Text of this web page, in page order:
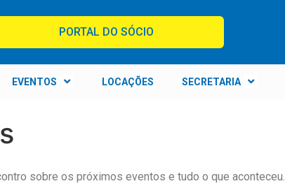
PORTAL DO SÓCIO
EVENTOS LOCAÇÕES SECRETARIA
sobre os próximos eventos e tudo o que aconteceu.